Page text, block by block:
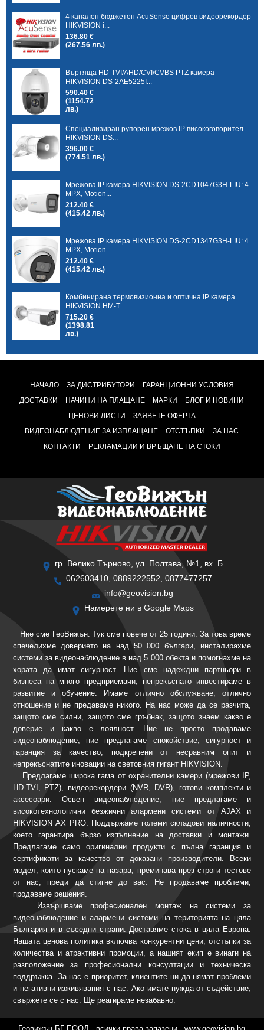
4 канален бюджетен AcuSense цифров видеорекордер
HIKVISION i...
136.80 €
(267.56 лв.)
Въртяща HD-TVI/AHD/CVI/CVBS PTZ камера
HIKVISION DS-2AE5225I...
590.40 €
(1154.72
лв.)
Специализиран рупорен мрежов IP високоговорител
HIKVISION DS...
396.00 €
(774.51 лв.)
Мрежова IP камера HIKVISION DS-2CD1047G3H-LIU: 4
MPX, Motion...
212.40 €
(415.42 лв.)
Мрежова IP камера HIKVISION DS-2CD1347G3H-LIU: 4
MPX, Motion...
212.40 €
(415.42 лв.)
Комбинирана термовизионна и оптична IP камера
HIKVISION HM-T...
715.20 €
(1398.81
лв.)
НАЧАЛО ЗА ДИСТРИБУТОРИ
ГАРАНЦИОННИ УСЛОВИЯ
ДОСТАВКИ
НАЧИНИ НА ПЛАЩАНЕ МАРКИ
БЛОГ И НОВИНИ
ЦЕНОВИ ЛИСТИ
ЗАЯВЕТЕ ОФЕРТА
ВИДЕОНАБЛЮДЕНИЕ ЗА ИЗПЛАЩАНЕ
ОТСТЪПКИ
ЗА НАС
КОНТАКТИ
РЕКЛАМАЦИИ И ВРЪЩАНЕ НА СТОКИ
гр. Велико Търново, ул. Полтава, №1, вх. Б
062603410, 0889222552, 0877477257
info@geovision.bg
Намерете ни в Google Maps
Ние сме ГеоВижън. Тук сме повече от 25 години. За това време
спечелихме доверието на над 50 000 българи, инсталирахме
системи за видеонаблюдение в над 5 000 обекта и помогнахме на
хората да имат сигурност. Ние сме надеждни партньори в
бизнеса на много предприемачи, непрекъснато инвестираме в
развитие и обучение. Имаме отлично обслужване, отлично
отношение и не предаваме никого. На нас може да се разчита,
защото сме силни, защото сме гръбнак, защото знаем какво е
доверие и какво е лоялност. Ние не просто продаваме
видеонаблюдение, ние предлагаме спокойствие, сигурност и
гаранция за качество, подкрепени от несравним опит и
непрекъснатите иновации на световния гигант HIKVISION.
Предлагаме широка гама от охранителни камери (мрежови IP,
HD-TVI, PTZ), видеорекордери (NVR, DVR), готови комплекти и
аксесоари. Освен видеонаблюдение, ние предлагаме и
високотехнологични безжични алармени системи от AJAX и
HIKVISION AX PRO. Поддържаме големи складови наличности,
което гарантира бързо изпълнение на доставки и монтажи.
Предлагаме само оригинални продукти с пълна гаранция и
сертификати за качество от доказани производители. Всеки
модел, които пускаме на пазара, преминава през строги тестове
от нас, преди да стигне до вас. Не продаваме проблеми,
продаваме решения.
Извършваме професионален монтаж на системи за
видеонаблюдение и алармени системи на територията на цяла
България и в съседни страни. Доставяме стока в цяла Европа.
Нашата ценова политика включва конкурентни цени, отстъпки за
количества и атрактивни промоции, а нашият екип е винаги на
разположение за професионални консултации и техническа
поддръжка. За нас е приоритет, клиентите ни да нямат проблеми
и негативни изживявания с нас. Ако имате нужда от съдействие,
свържете се с нас. Ще реагираме незабавно.